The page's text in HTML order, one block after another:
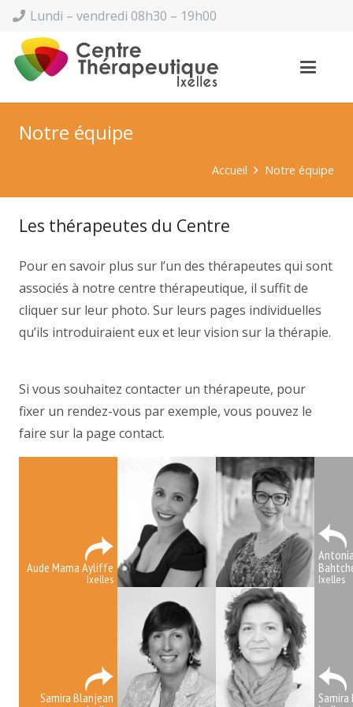
Lundi – vendredi 08h30 – 19h00
Notre équipe
Accueil Notre équipe
Les thérapeutes du Centre
Pour en savoir plus sur l’un des thérapeutes qui sont
associés à notre centre thérapeutique, il suffit de
cliquer sur leur photo. Sur leurs pages individuelles
qu’ils introduiraient eux et leur vision sur la thérapie.
Si vous souhaitez contacter un thérapeute, pour
fixer un rendez-vous par exemple, vous pouvez le
faire sur la page contact.
Aude Mama Ayliffe
Ixelles Ixelles
Samira Blanjean